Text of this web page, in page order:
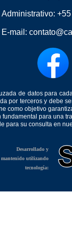
Administrativo:
E-mail:
de datos para
por terceros y debe
como objetivo
para una
para su consulta en
Desarrollado y
mantenido utilizando
tecnología: